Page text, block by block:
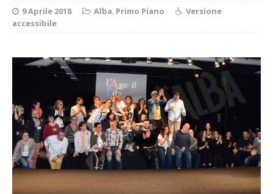
9 Aprile 2018 Alba, Primo Piano
Versione
accessibile